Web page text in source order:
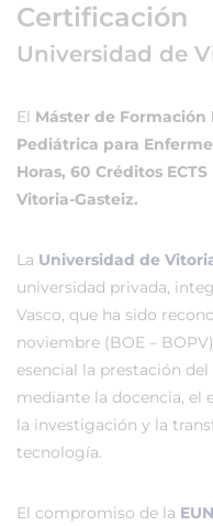
Certificación
Universidad de
El Máster de
Pediátrica para
Horas, 60 Créditos ECTS
Vitoria-Gasteiz.
La Universidad de
universidad privada,
Vasco, que ha sido
noviembre (BOE –
esencial la prestación
mediante la docencia, el
la investigación y la
tecnología.
El compromiso de la